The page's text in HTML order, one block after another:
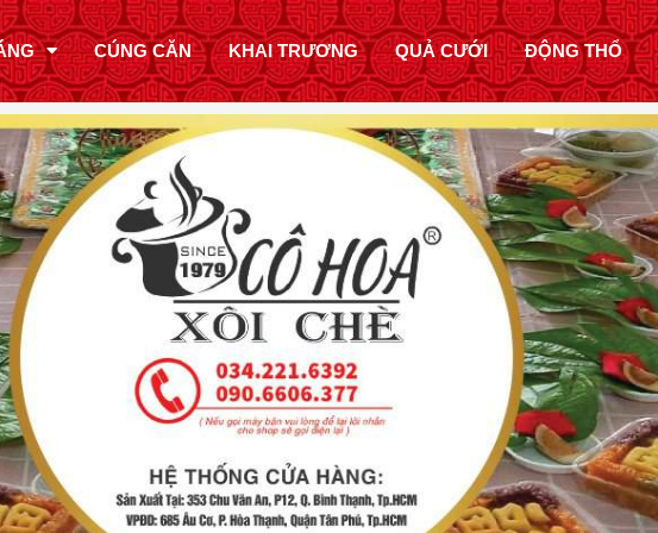
CÚNG CĂN KHAI TRƯƠNG QUẢ CƯỚI ĐỘNG THỔ